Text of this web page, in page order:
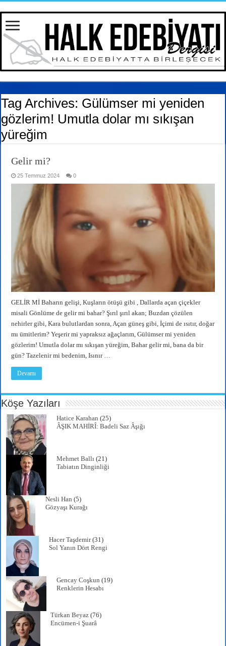
Tag Archives: Gülümser mi yeniden
gözlerim! Umutla dolar mı sıkışan
yüreğim
Gelir mi?
25 Temmuz 2024 0
GELİR Mİ Baharın gelişi, Kuşların ötüşü gibi , Dallarda açan çiçekler
misali Gönlüme de gelir mi bahar? Şırıl şırıl akan; Buzdan çözülen
nehirler gibi, Kara bulutlardan sonra, Açan güneş gibi, İçimi de ısıtır, doğar
mı ümitlerim? Yeşerir mi yapraksız ağaçlarım, Gülümser mi yeniden
gözlerim! Umutla dolar mı sıkışan yüreğim, Bahar gelir mi, bana da bir
gün? Tazelenir mi bedenim, Isınır …
Devamı
Köşe Yazıları
Hatice Karahan (25)
ÂŞIK MAHİRÎ: Badeli Saz Âşığı
Mehmet Ballı (21)
Tabiatın Dinginliği
Nesli Han (5)
Gözyaşı Kurağı
Hacer Taşdemir(31)
Sol Yanın Dört Rengi
Gencay Coşkun (19)
Renklerin Hesabı
Türkan Beyaz (76)
Encümen-i Şuarâ